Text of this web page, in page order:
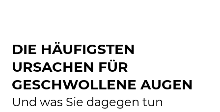
DIE HÄUFIGSTEN
URSACHEN FÜR
GESCHWOLLENE AUGEN
Und was Sie dagegen tun